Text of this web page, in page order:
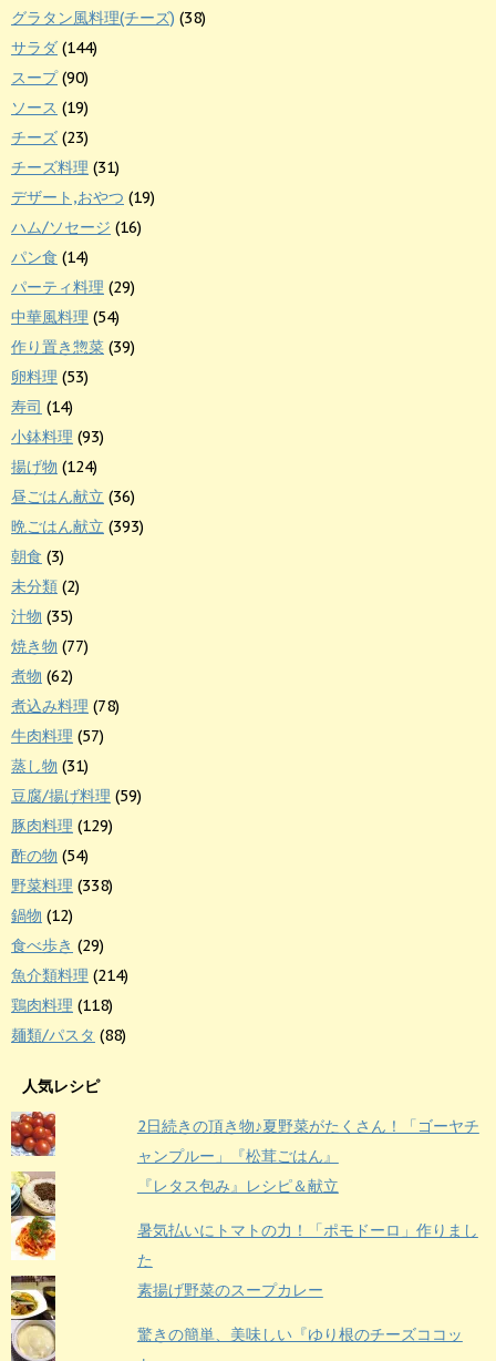
グラタン風料理(チーズ) (38)
サラダ (144)
スープ(90)
ソース (19)
チーズ (23)
チーズ料理 (31)
デザート,おやつ (19)
ハム/ソセージ (16)
パン食 (14)
パーティ料理 (29)
中華風料理 (54)
作り置き惣菜 (39)
卵料理 (53)
寿司 (14)
小鉢料理 (93)
揚げ物 (124)
昼ごはん献立 (36)
晩ごはん献立 (393)
朝食 (3)
未分類 (2)
汁物 (35)
焼き物 (77)
煮物 (62)
煮込み料理 (78)
牛肉料理 (57)
蒸し物 (31)
豆腐/揚げ料理 (59)
豚肉料理 (129)
酢の物 (54)
野菜料理 (338)
鍋物 (12)
食べ歩き (29)
魚介類料理 (214)
鶏肉料理 (118)
麺類/パスタ (88)
人気レシピ
2日続きの頂き物♪夏野菜がたくさん！「ゴーヤチ
ャンプルー」『松茸ごはん』
『レタス包み』レシピ＆献立
暑気払いにトマトの力！「ポモドーロ」作りまし
た
素揚げ野菜のスープカレー
驚きの簡単、美味しい『ゆり根のチーズココッ